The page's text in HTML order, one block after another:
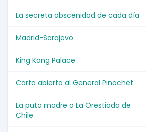
La secreta obscenidad de cada día
Madrid-Sarajevo
King Kong Palace
Carta abierta al General Pinochet
La puta madre o La Orestiada de
Chile